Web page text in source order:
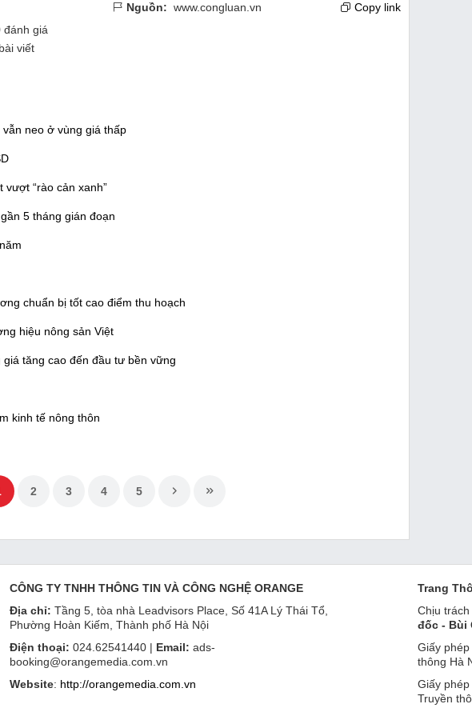
Nguồn: www.congluan.vn
Copy link
đánh giá
viết
neo ở vùng giá thấp
vượt “rào cản xanh”
5 tháng gián đoạn
chuẩn bị tốt cao điểm thu hoạch
hiệu nông sản Việt
tăng cao đến đầu tư bền vững
kinh tế nông thôn
2 3 4 5
CÔNG TY TNHH THÔNG TIN VÀ CÔNG NGHỆ ORANGE
Địa chỉ: Tầng 5, tòa nhà Leadvisors Place, Số 41A Lý Thái Tổ,
Phường Hoàn Kiếm, Thành phố Hà Nội
Điện thoại: 024.62541440 | Email: ads-
booking@orangemedia.com.vn
Website: http://orangemedia.com.vn
Trang
Chịu
đốc - Bùi
Giấy
thông Hà
Giấy
Truyền